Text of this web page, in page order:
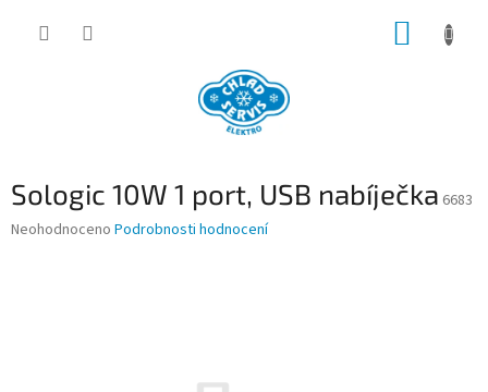
Sologic 10W 1 port, USB nabíječka 6683
Průměrné
Neohodnoceno Podrobnosti hodnocení